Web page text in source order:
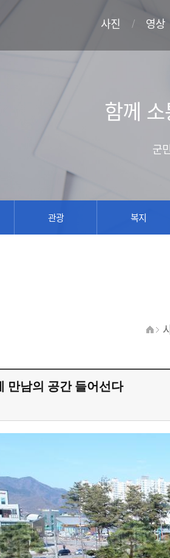
사진 영상
함께
군
관광 복지
만남의 공간 들어선다